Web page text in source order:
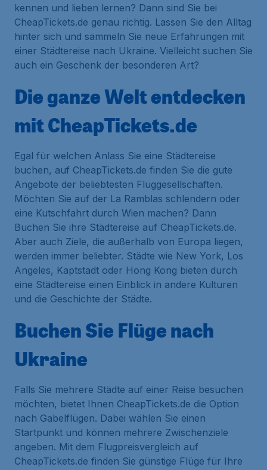
kennen und lieben lernen? Dann sind Sie bei
CheapTickets.de genau richtig. Lassen Sie den Alltag
hinter sich und sammeln Sie neue Erfahrungen mit
einer Städtereise nach Ukraine. Vielleicht suchen Sie
auch ein Geschenk der besonderen Art?
Die ganze Welt entdecken
mit CheapTickets.de
Egal für welchen Anlass Sie eine Städtereise
buchen, auf CheapTickets.de finden Sie die gute
Angebote der beliebtesten Fluggesellschaften.
Möchten Sie auf der La Ramblas schlendern oder
eine Kutschfahrt durch Wien machen? Dann
Buchen Sie ihre Städtereise auf CheapTickets.de.
Aber auch Ziele, die außerhalb von Europa liegen,
werden immer beliebter. Städte wie New York, Los
Angeles, Kaptstadt oder Hong Kong bieten durch
eine Städtereise einen Einblick in andere Kulturen
und die Geschichte der Städte.
Buchen Sie Flüge nach
Ukraine
Falls Sie mehrere Städte auf einer Reise besuchen
möchten, bietet Ihnen CheapTickets.de die Option
nach Gabelflügen. Dabei wählen Sie einen
Startpunkt und können mehrere Zwischenziele
angeben. Mit dem Flugpreisvergleich auf
CheapTickets.de finden Sie günstige Flüge für Ihre